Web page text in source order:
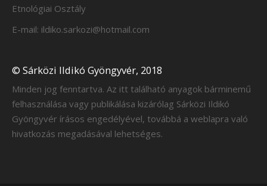
Etnológiai Osztály
E-mail: ildiko.sarkozi@hotmail.com
© Sárközi Ildikó Gyöngyvér, 2018
Minden jog fenntartva. Az itt található anyagok bárminemű
felhasználása vagy publikálása kizárólag Sárközi Ildikó
Gyöngyvér írásos engedélyével, továbbá a weblapra való
hivatkozás megadásával lehetséges.